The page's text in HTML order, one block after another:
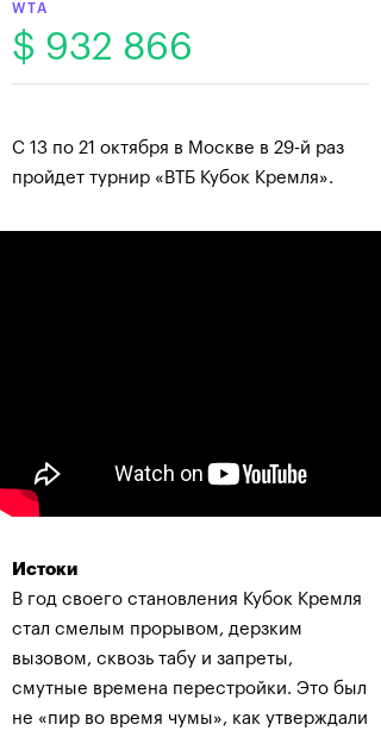
WTA
$ 932 866
С 13 по 21 октября в Москве в 29-й раз
пройдет турнир «ВТБ Кубок Кремля».
Истоки
В год своего становления Кубок Кремля
стал смелым прорывом, дерзким
вызовом, сквозь табу и запреты,
смутные времена перестройки. Это был
не «пир во время чумы», как утверждали